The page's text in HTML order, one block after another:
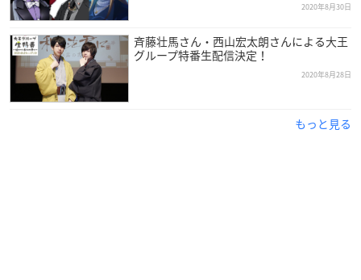
2020年8月30日
斉藤壮馬さん・西山宏太朗さんによる大王
グループ特番生配信決定！
2020年8月28日
もっと見る